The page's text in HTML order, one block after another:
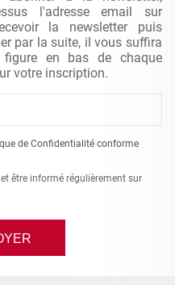
l'adresse email sur
la newsletter puis
par la suite, il vous suffira
en bas de chaque
votre inscription.
de Confidentialité conforme
être informé régulièrement sur